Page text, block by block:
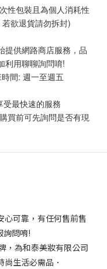
性包裝且為個人消耗性
欲退貨請勿拆封)
提供網路商店服務，品
利用聊聊詢問唷!
間: 週一至週五
最快速的服務
買前可先詢問是否有現
心可靠，有任何售前售
詢問唷!
，為和泰美妝有限公司
生活必需品．